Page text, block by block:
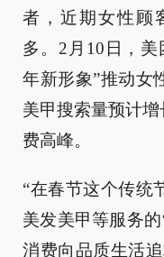
者，近期女性顾
多。2月10日，
年新形象”推动女
美甲搜索量预计
费高峰。
“在春节这个传统
美发美甲等服务
消费向品质生活